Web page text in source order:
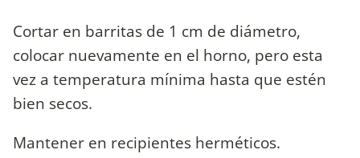
Cortar en barritas de 1 cm de diámetro,
colocar nuevamente en el horno, pero esta
vez a temperatura mínima hasta que estén
bien secos.
Mantener en recipientes herméticos.